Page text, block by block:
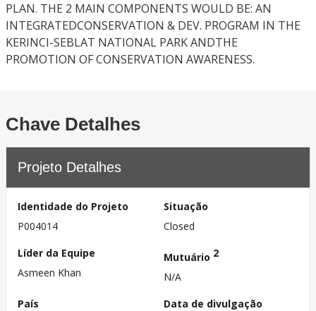
PLAN. THE 2 MAIN COMPONENTS WOULD BE: AN
INTEGRATEDCONSERVATION & DEV. PROGRAM IN THE
KERINCI-SEBLAT NATIONAL PARK ANDTHE
PROMOTION OF CONSERVATION AWARENESS.
Chave Detalhes
Projeto Detalhes
Identidade do Projeto
P004014
Situação
Closed
Líder da Equipe
Asmeen Khan
Mutuário 2
N/A
País
Data de divulgação